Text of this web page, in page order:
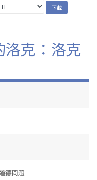
洛克：洛克
德問題